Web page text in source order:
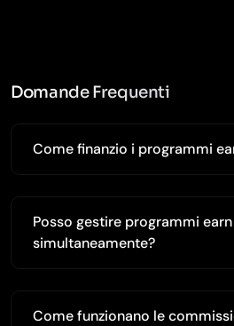
Domande Frequenti
Come finanzio i programmi
Posso gestire programmi
simultaneamente?
Come funzionano le